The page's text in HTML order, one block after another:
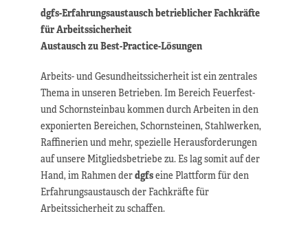
dgfs-Erfahrungsaustausch betrieblicher Fachkräfte
für Arbeitssicherheit
Austausch zu Best-Practice-Lösungen
Arbeits- und Gesundheitssicherheit ist ein zentrales
Thema in unseren Betrieben. Im Bereich Feuerfest-
und Schornsteinbau kommen durch Arbeiten in den
exponierten Bereichen, Schornsteinen, Stahlwerken,
Raffinerien und mehr, spezielle Herausforderungen
auf unsere Mitgliedsbetriebe zu. Es lag somit auf der
Hand, im Rahmen derdgfseine Plattform für den
Erfahrungsaustausch der Fachkräfte für
Arbeitssicherheit zu schaffen.